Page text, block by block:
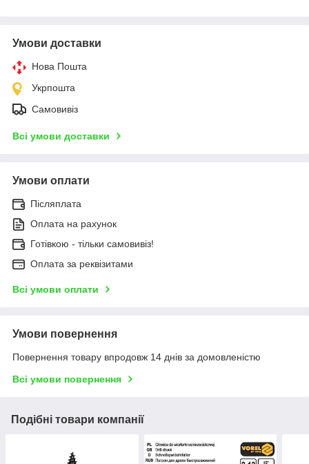
Умови доставки
Нова Пошта
Укрпошта
Самовивіз
Всі умови доставки
Умови оплати
Післяплата
Оплата на рахунок
Готівкою - тільки самовивіз!
Оплата за реквізитами
Всі умови оплати
Умови повернення
Повернення товару впродовж 14 днів за домовленістю
Всі умови повернення
Подібні товари компанії